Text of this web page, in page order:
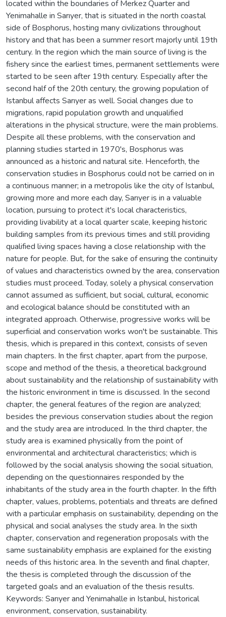
located within the boundaries of Merkez Quarter and
Yenimahalle in Sarıyer, that is situated in the north coastal
side of Bosphorus, hosting many civilizations throughout
history and that has been a summer resort majorly until 19th
century. In the region which the main source of living is the
fishery since the earliest times, permanent settlements were
started to be seen after 19th century. Especially after the
second half of the 20th century, the growing population of
Istanbul affects Sarıyer as well. Social changes due to
migrations, rapid population growth and unqualified
alterations in the physical structure, were the main problems.
Despite all these problems, with the conservation and
planning studies started in 1970's, Bosphorus was
announced as a historic and natural site. Henceforth, the
conservation studies in Bosphorus could not be carried on in
a continuous manner; in a metropolis like the city of Istanbul,
growing more and more each day, Sarıyer is in a valuable
location, pursuing to protect it's local characteristics,
providing livability at a local quarter scale, keeping historic
building samples from its previous times and still providing
qualified living spaces having a close relationship with the
nature for people. But, for the sake of ensuring the continuity
of values and characteristics owned by the area, conservation
studies must proceed. Today, solely a physical conservation
cannot assumed as sufficient, but social, cultural, economic
and ecological balance should be constituted with an
integrated approach. Otherwise, progressive works will be
superficial and conservation works won't be sustainable. This
thesis, which is prepared in this context, consists of seven
main chapters. In the first chapter, apart from the purpose,
scope and method of the thesis, a theoretical background
about sustainability and the relationship of sustainability with
the historic environment in time is discussed. In the second
chapter, the general features of the region are analyzed;
besides the previous conservation studies about the region
and the study area are introduced. In the third chapter, the
study area is examined physically from the point of
environmental and architectural characteristics; which is
followed by the social analysis showing the social situation,
depending on the questionnaires responded by the
inhabitants of the study area in the fourth chapter. In the fifth
chapter, values, problems, potentials and threats are defined
with a particular emphasis on sustainability, depending on the
physical and social analyses the study area. In the sixth
chapter, conservation and regeneration proposals with the
same sustainability emphasis are explained for the existing
needs of this historic area. In the seventh and final chapter,
the thesis is completed through the discussion of the
targeted goals and an evaluation of the thesis results.
Keywords: Sarıyer and Yenimahalle in Istanbul, historical
environment, conservation, sustainability.